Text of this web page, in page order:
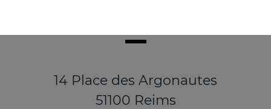
14 Place des Argonautes
51100 Reims